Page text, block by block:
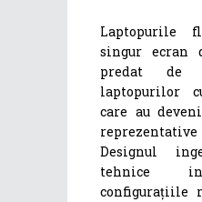
Laptopurile
singur ecran
predat de
laptopurilor
care au
Designul
tehnice
configurațiile